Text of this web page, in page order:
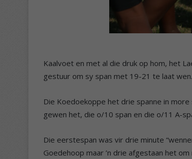
Kaalvoet en met al die druk op hom, het
gestuur om sy span met 19-21 te laat wen.
Die Koedoekoppe het drie spanne in
gewen het, die o/10 span en die o/11 A-
Die eerstespan was vir drie minute
Goedehoop maar ’n drie afgestaan het